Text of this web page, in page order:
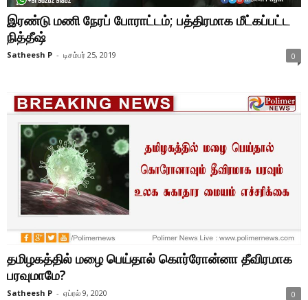
இரண்டு மணி நேரப் போராட்டம்; பத்திரமாக மீட்கப்பட்ட
நித்தீஷ்
Satheesh P - டிசம்பர் 25, 2019 0
தமிழகத்தில் மழை பெய்தால் கொர்ரோன்னா தீவிரமாக
பரவுமாமே?
Satheesh P - ஏப்ரல் 9, 2020 0